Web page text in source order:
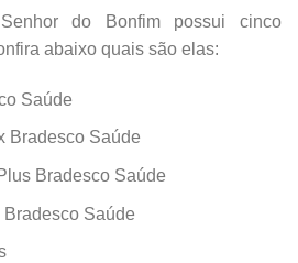
do Bonfim possui cinco
abaixo quais são elas:
Saúde
Bradesco Saúde
Bradesco Saúde
Saúde